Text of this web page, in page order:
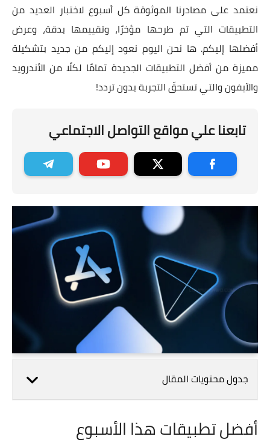
نعتمد على مصادرنا الموثوقة كل أسبوع لاختبار العديد من
التطبيقات التي تم طرحها مؤخرًا، وتقييمها بدقة، وعرض
أفضلها إليكم. ها نحن اليوم نعود إليكم من جديد بتشكيلة
مميزة من أفضل التطبيقات الجديدة تمامًا لكلًا من الأندرويد
والآيفون والتي تستحقّ التجربة بدون تردد!
تابعنا علي مواقع التواصل الاجتماعي
جدول محتويات المقال
أفضل تطبيقات هذا الأسبوع